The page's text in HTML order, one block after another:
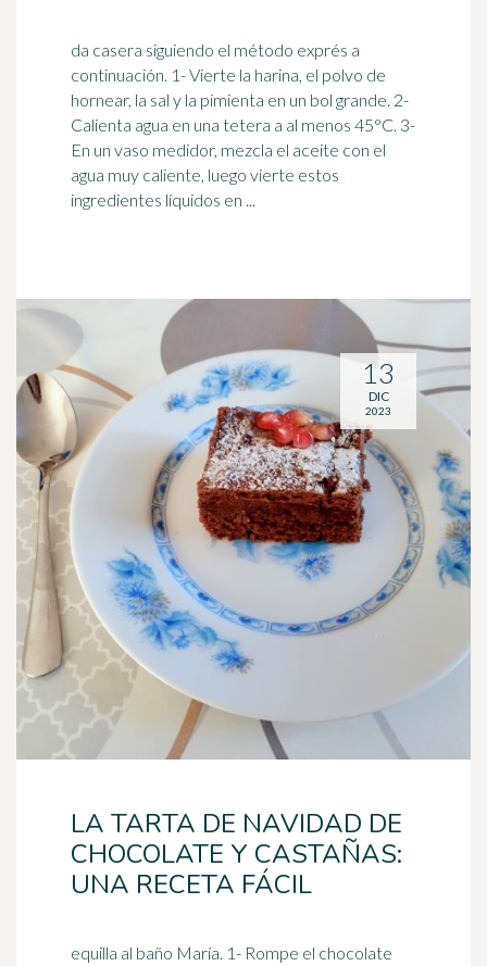
da casera siguiendo el método exprés a
continuación. 1- Vierte la harina, el polvo de
hornear, la sal y la pimienta en un bol grande. 2-
Calienta agua en una tetera a al menos 45°C. 3-
En un vaso medidor, mezcla el aceite con el
agua muy caliente, luego vierte estos
ingredientes líquidos en ...
LA TARTA DE NAVIDAD DE
CHOCOLATE Y CASTAÑAS:
UNA RECETA FÁCIL
equilla al baño María. 1- Rompe el chocolate
13
DIC
2023